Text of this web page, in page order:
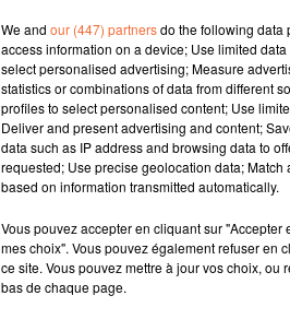
We and our (447) partnersdo the following data
access information on a device; Use limited
select personalised advertising; Measure
statistics or combinations of data from different
profiles to select personalised content; Use
Deliver and present advertising and content;
data such as IP address and browsing data to
requested; Use precise geolocation data;
based on information transmitted automatically.
Vous pouvez accepter en cliquant sur
mes choix". Vous pouvez également refuser en
ce site. Vous pouvez mettre à jour vos choix,
bas de chaque page.